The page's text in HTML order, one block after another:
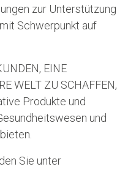
zur Unterstützung
Schwerpunkt auf
EINE
WELT ZU SCHAFFEN,
Produkte und
und
Sie unter